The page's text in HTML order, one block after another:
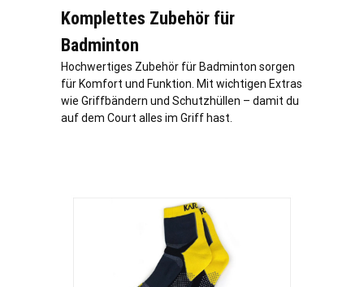
Komplettes Zubehör für
Badminton
Hochwertiges Zubehör für Badminton sorgen
für Komfort und Funktion. Mit wichtigen Extras
wie Griffbändern und Schutzhüllen – damit du
auf dem Court alles im Griff hast.